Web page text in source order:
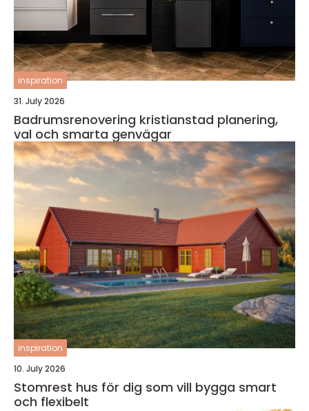
inspiration
31. July 2026
Badrumsrenovering kristianstad planering,
val och smarta genvägar
inspiration
10. July 2026
Stomrest hus för dig som vill bygga smart
och flexibelt